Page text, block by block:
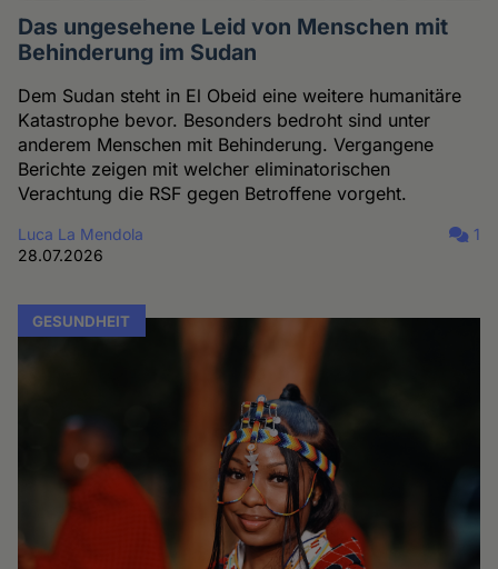
Das ungesehene Leid von Menschen mit
Behinderung im Sudan
Dem Sudan steht in El Obeid eine weitere humanitäre
Katastrophe bevor. Besonders bedroht sind unter
anderem Menschen mit Behinderung. Vergangene
Berichte zeigen mit welcher eliminatorischen
Verachtung die RSF gegen Betroffene vorgeht.
Luca La Mendola
28.07.2026
1
GESUNDHEIT